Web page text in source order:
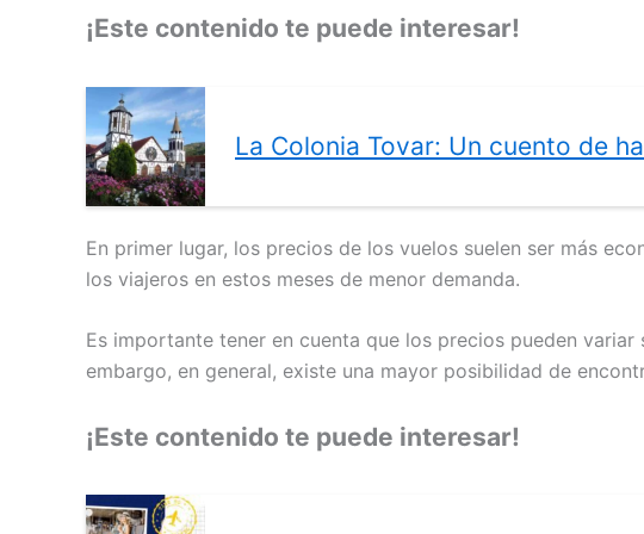
¡Este contenido te puede interesar!
La Colonia Tovar: Un cuento de
En primer lugar, los precios de los vuelos suelen ser más
los viajeros en estos meses de menor demanda.
Es importante tener en cuenta que los precios pueden
embargo, en general, existe una mayor posibilidad de
¡Este contenido te puede interesar!